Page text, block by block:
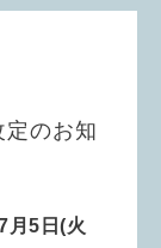
のお知
月5日(火